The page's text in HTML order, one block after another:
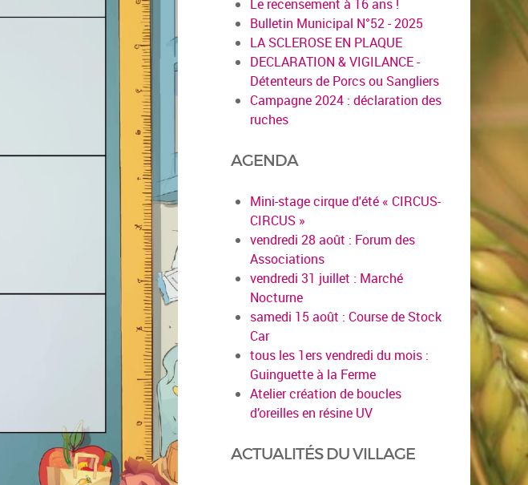
Le recensement à 16 ans !
Bulletin Municipal N°52 - 2025
LA SCLEROSE EN PLAQUE
DECLARATION & VIGILANCE -
Détenteurs de Porcs ou Sangliers
Campagne 2024 : déclaration des
ruches
AGENDA
Mini-stage cirque d'été « CIRCUS-
CIRCUS »
vendredi 28 août : Forum des
Associations
vendredi 31 juillet : Marché
Nocturne
samedi 15 août : Course de Stock
Car
tous les 1ers vendredi du mois :
Guinguette à la Ferme
Atelier création de boucles
d’oreilles en résine UV
ACTUALITÉS DU VILLAGE